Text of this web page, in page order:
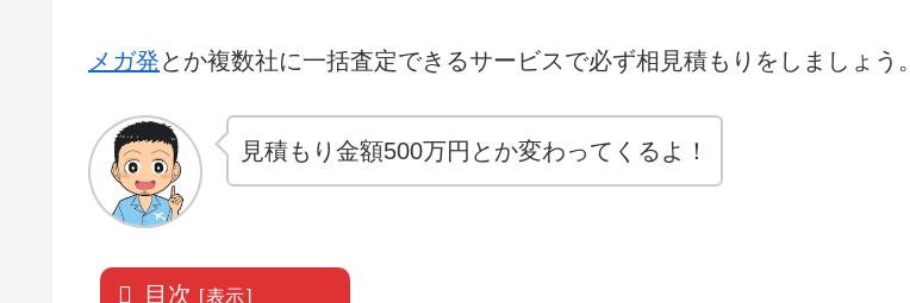
メガ発とか複数社に一括査定できるサービスで必ず相見積もりをしましょう。
見積もり金額500万円とか変わってくるよ！
目次 [表示]